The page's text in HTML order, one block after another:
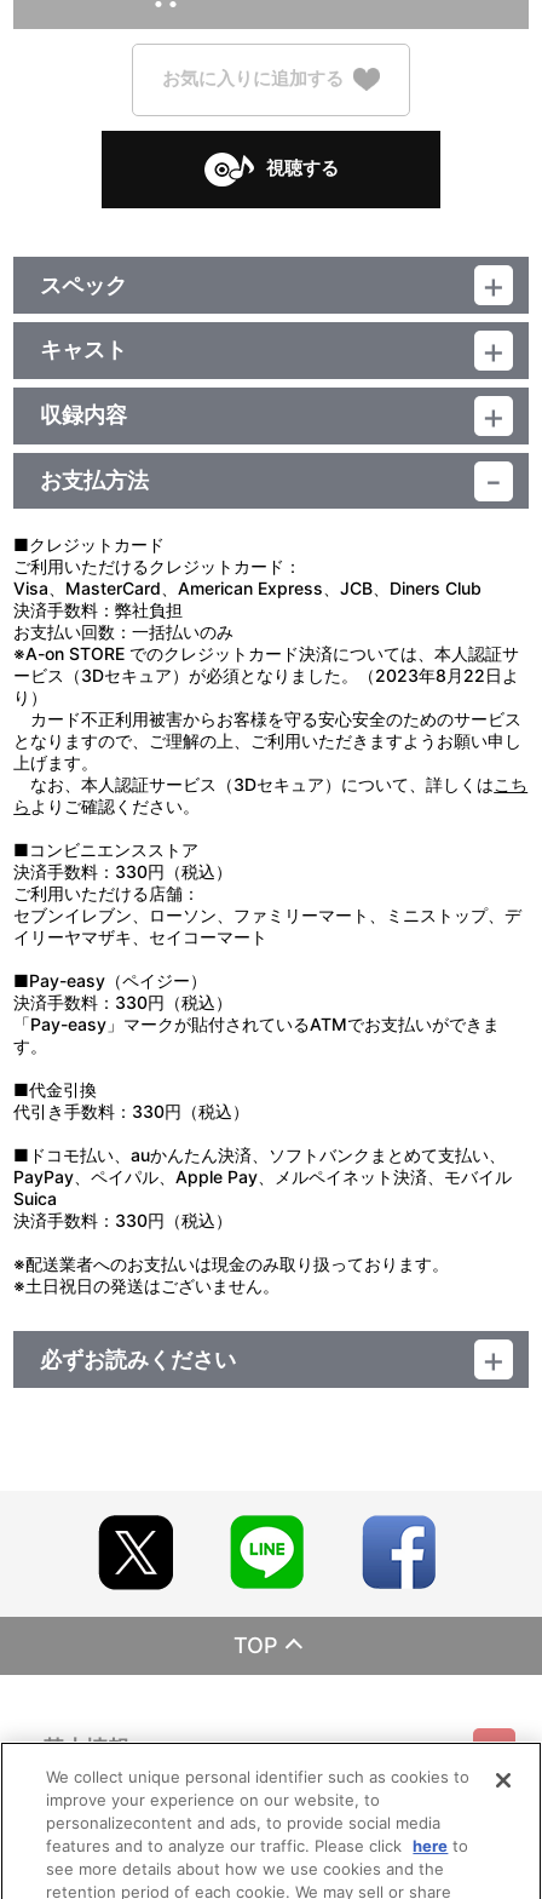
お気に入りに追加する
視聴する
スペック
品番：LACA-5101
ジャンル：国内アニメ音楽
アルバム
／54分
キャスト
エンジェル隊 他
収録内容
＜収録曲＞
1：Ｓｏｒｒｙ
2：はなまる□ワンダフル
3：Ｇｉｖｅ ｍｅ！ チョコレート！
4：シンデレラ・グラフィティ
5：Ｐｉｅｃｅ ｏｆ Ｐｅａｃｅ
6：エンジェル・クロニクル
7：Ｇｏｏｄ Ｄａｙ，Ｇｏｏｄ Ｎｉｇｈｔ
8：あしたのタマゴ
9：おひさま色のＭｅｒｒｙ－ｇｏ－ｒｏｕｎｄ
10：１００％ＬＯＶＥ
12：Ｌｕｎｃｈ Ｂｏｘいっぱいの愛
13：ギャラクシー★Ｂａｎｇ！Ｂａｎｇ！ （おきらくｖｅｒ．）
お支払方法
■クレジットカード
ご利用いただけるクレジットカード：
Visa、MasterCard、American Express、JCB、Diners Club
決済手数料：弊社負担
お支払い回数：一括払いのみ
※A-on STORE でのクレジットカード決済については、本人認証サ
ービス（3Dセキュア）が必須となりました。（2023年8月22日よ
り）
カード不正利用被害からお客様を守る安心安全のためのサービス
となりますので、ご理解の上、ご利用いただきますようお願い申し
上げます。
なお、本人認証サービス（3Dセキュア）について、詳しくはこち
らよりご確認ください。
■コンビニエンスストア
決済手数料：330円（税込）
ご利用いただける店舗：
セブンイレブン、ローソン、ファミリーマート、ミニストップ、デ
イリーヤマザキ、セイコーマート
■Pay-easy（ペイジー）
決済手数料：330円（税込）
「Pay-easy」マークが貼付されているATMでお支払いができま
す。
■代金引換
代引き手数料：330円（税込）
■ドコモ払い、auかんたん決済、ソフトバンクまとめて支払い、
PayPay、ペイパル、Apple Pay、メルペイネット決済、モバイル
Suica
決済手数料：330円（税込）
※配送業者へのお支払いは現金のみ取り扱っております。
※土日祝日の発送はございません。
必ずお読みください
TOP
基本情報
利用規約 特定商取引法に基づく表示 プライバシーポリシー
プライバシーオプション 会社概要
ご利用情報
ご利用ガイド サイトマップ お問い合わせ
会員メニュー
We collect unique personal identifier such as cookies to
improve your experience on our website, to
personalizecontent and ads, to provide social media
features and to analyze our traffic. Please click here to
see more details about how we use cookies and the
retention period of each cookie. We may sell or share